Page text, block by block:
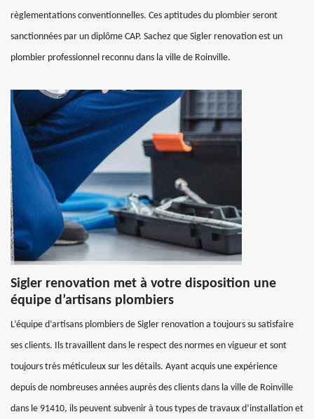
règlementations conventionnelles. Ces aptitudes du plombier seront
sanctionnées par un diplôme CAP. Sachez que Sigler renovation est un
plombier professionnel reconnu dans la ville de Roinville.
Sigler renovation met à votre disposition une
équipe d’artisans plombiers
L’équipe d’artisans plombiers de Sigler renovation a toujours su satisfaire
ses clients. Ils travaillent dans le respect des normes en vigueur et sont
toujours très méticuleux sur les détails. Ayant acquis une expérience
depuis de nombreuses années auprès des clients dans la ville de Roinville
dans le 91410, ils peuvent subvenir à tous types de travaux d’installation et